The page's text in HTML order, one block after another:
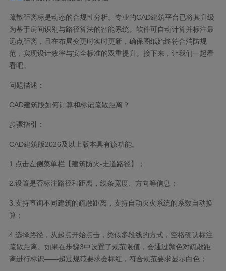
疏散距离标是动态的合规性分析。专业的CAD建筑平台已将其升级
为基于房间识别与路径算法的智能系统。软件可自动计算并标注最
远点距离，且在布局变更时实时更新，确保图纸始终符合消防规
范，实现设计效率与安全标准的双重提升。接下来，让我们一起看
看吧。
问题描述：
CAD建筑版如何计算和标记疏散距离？
步骤指引：
CAD建筑版2026及以上版本具有该功能。
1.点击左侧菜单栏【建筑防火-走道路径】；
2.设置是否标注路径和距离，线条宽度、方向等信息；
3.支持查询不同建筑的疏散距离，支持自动灭火系统的系数自动换
算；
4.选择路径，从起点开始点击，类似多段线的方式，空格确认标注
疏散距离。如果在步骤3中设置了规范限值，会通过颜色对疏散距
离进行标识——超过规范要求会标红，符合规范要求显示白色；